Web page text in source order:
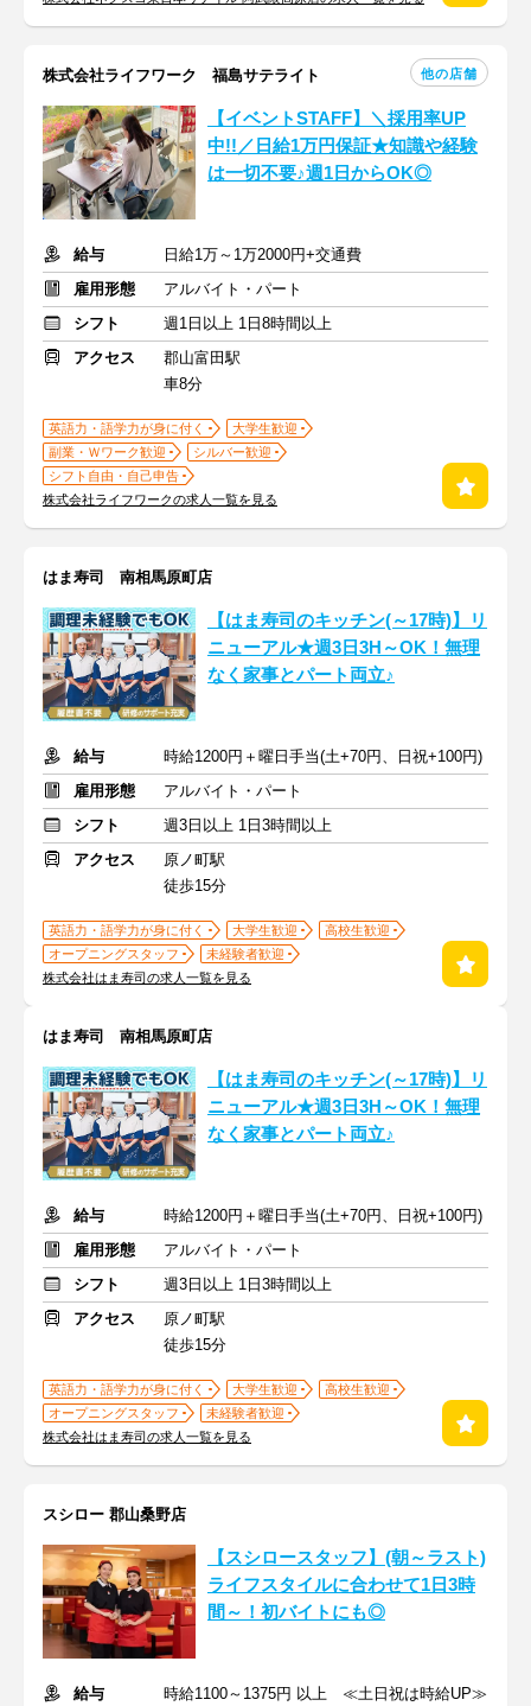
株式会社ライフワーク 福島サテライト 他の店舗
【イベントSTAFF】＼採用率UP
中!!／日給1万円保証★知識や経験
は一切不要♪週1日からOK◎
給与
日給1万～1万2000円+交通費
雇用形態
アルバイト・パート
シフト
週1日以上 1日8時間以上
アクセス
郡山富田駅
車8分
英語力・語学力が身に付く
大学生歓迎
副業・Ｗワーク歓迎
シルバー歓迎
シフト自由・自己申告
株式会社ライフワークの求人一覧を見る
はま寿司 南相馬原町店
【はま寿司のキッチン(～17時)】リ
ニューアル★週3日3H～OK！無理
なく家事とパート両立♪
給与
時給1200円＋曜日手当(土+70円、日祝+100円)
雇用形態
アルバイト・パート
シフト
週3日以上 1日3時間以上
アクセス
原ノ町駅
徒歩15分
英語力・語学力が身に付く 大学生歓迎
高校生歓迎
オープニングスタッフ
未経験者歓迎
株式会社はま寿司の求人一覧を見る
はま寿司 南相馬原町店
【はま寿司のキッチン(～17時)】リ
ニューアル★週3日3H～OK！無理
なく家事とパート両立♪
給与
時給1200円＋曜日手当(土+70円、日祝+100円)
雇用形態
アルバイト・パート
シフト
週3日以上 1日3時間以上
アクセス
原ノ町駅
徒歩15分
英語力・語学力が身に付く 大学生歓迎
高校生歓迎
オープニングスタッフ
未経験者歓迎
株式会社はま寿司の求人一覧を見る
スシロー 郡山桑野店
【スシロースタッフ】(朝～ラスト)
ライフスタイルに合わせて1日3時
間～！初バイトにも◎
給与
時給1100～1375円 以上 ≪土日祝は時給UP≫